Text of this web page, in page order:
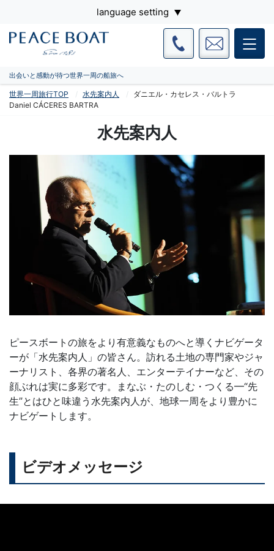
language setting
出会いと感動が待つ世界一周の船旅へ
世界一周旅行TOP 水先案内人
ダニエル・カセレス・バルトラ
Daniel CÁCERES BARTRA
水先案内人
ピースボートの旅をより有意義なものへと導くナビゲータ
ーが「水先案内人」の皆さん。訪れる土地の専門家やジャ
ーナリスト、各界の著名人、エンターテイナーなど、その
顔ぶれは実に多彩です。まなぶ・たのしむ・つくる━“先
生”とはひと味違う水先案内人が、地球一周をより豊かに
ナビゲートします。
ビデオメッセージ